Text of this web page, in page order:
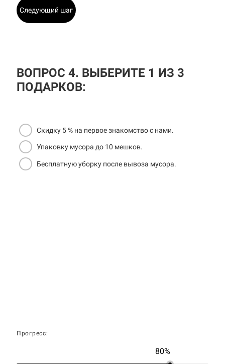
Следующий шаг
ВОПРОС 4. ВЫБЕРИТЕ 1 ИЗ 3
ПОДАРКОВ:
Скидку 5 % на первое знакомство с нами.
Упаковку мусора до 10 мешков.
Бесплатную уборку после вывоза мусора.
Прогресс:
80%